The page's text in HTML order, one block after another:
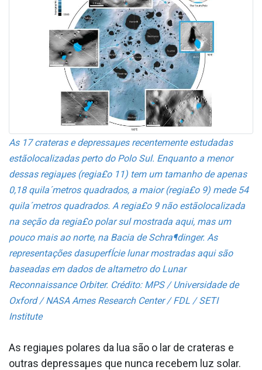
As 17 crateras e depressaµes recentemente estudadas
estãolocalizadas perto do Polo Sul. Enquanto a menor
dessas regiaµes (regia£o 11) tem um tamanho de apenas
0,18 quila´metros quadrados, a maior (regia£o 9) mede 54
quila´metros quadrados. A regia£o 9 não estãolocalizada
na seção da regia£o polar sul mostrada aqui, mas um
pouco mais ao norte, na Bacia de Schra¶dinger. As
representações dasuperfÍcie lunar mostradas aqui são
baseadas em dados de alta­metro do Lunar
Reconnaissance Orbiter. Crédito: MPS / Universidade de
Oxford / NASA Ames Research Center / FDL / SETI
Institute
As regiaµes polares da lua são o lar de crateras e
outras depressaµes que nunca recebem luz solar.